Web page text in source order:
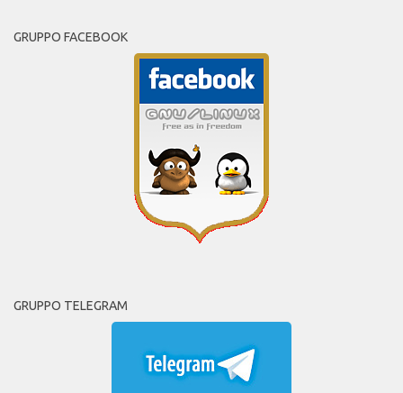
GRUPPO FACEBOOK
GRUPPO TELEGRAM